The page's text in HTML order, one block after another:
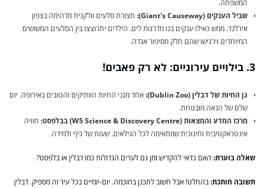
המשפחה.
שביל הענקים (Giant's Causeway):
תצורת סלעים וולקנית מדהימה בצפון
אירלנד. ממש כאילו ענקים בנו מדרגות לים. הילדים יתרוצצו בין הסלעים המשושים
המיוחדים וירגישו שהם חלק מסיפור אגדה.
3. בילויים עירוניים: לא רק פאבים!
גן החיות של דבלין (Dublin Zoo):
אחד מגני החיות הוותיקים והטובים באירופה. יום
שלם של הנאה מובטחת.
מרכז המדע והמצאות (W5 Science & Discovery Centre) בבלפסט:
חוויה
אינטראקטיבית וחינוכית שמתאימה לכל הגילאים. שעות של כיף ולמידה.
שאלה בוערת: האם כדאי להקדיש זמן גם לערים הגדולות כמו דבלין או בלפסט?
תשובה חותכת:בהחלט! אבל חשוב לתכנן בחוכמה. יום-יומיים בכל עיר זה מספיק. דבלין